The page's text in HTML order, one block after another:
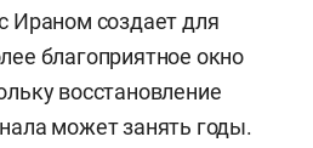
Ираном создает для
благоприятное окно
восстановление
может занять годы.